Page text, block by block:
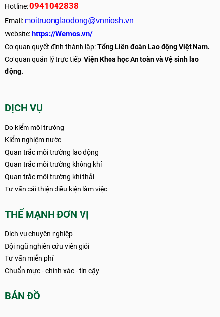
Hotline:0941042838
Email: moitruonglaodong@vnniosh.vn
Website:https://Wemos.vn/
Cơ quan quyết định thành lập:Tổng Liên đoàn Lao động Việt Nam.
Cơ quan quản lý trực tiếp:Viện Khoa học An toàn và Vệ sinh lao
động.
DỊCH VỤ
Đo kiểm môi trường
Kiểm nghiệm nước
Quan trắc môi trường lao động
Quan trắc môi trường không khí
Quan trắc môi trường khí thải
Tư vấn cải thiện điều kiện làm việc
THẾ MẠNH ĐƠN VỊ
Dịch vụ chuyên nghiệp
Đội ngũ nghiên cứu viên giỏi
Tư vấn miễn phí
Chuẩn mực - chính xác - tin cậy
BẢN ĐỒ